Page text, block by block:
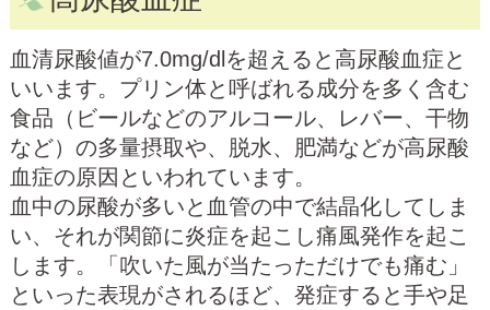
血清尿酸値が7.0mg/dlを超えると高尿酸血症と
いいます。プリン体と呼ばれる成分を多く含む
食品（ビールなどのアルコール、レバー、干物
など）の多量摂取や、脱水、肥満などが高尿酸
血症の原因といわれています。
血中の尿酸が多いと血管の中で結晶化してしま
い、それが関節に炎症を起こし痛風発作を起こ
します。「吹いた風が当たっただけでも痛む」
といった表現がされるほど、発症すると手や足